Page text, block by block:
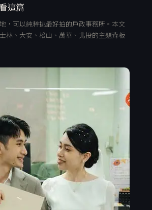
這篇
，可以純粹挑最好拍的戶政事務所。本文
林、大安、松山、萬華、北投的主題背板